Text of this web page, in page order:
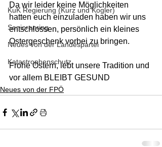
KuK Regierung (Kurz und Kogler)
Seniorenring
Neues von der Landespartei
Katastrophenschutz
Da wir leider keine Möglichkeiten
hatten euch einzuladen haben wir uns
entschlossen, persönlich ein kleines
Ostergeschenk vorbei zu bringen.
Frohe Ostern, lebt unsere Tradition und
vor allem BLEIBT GESUND
Neues von der FPÖ